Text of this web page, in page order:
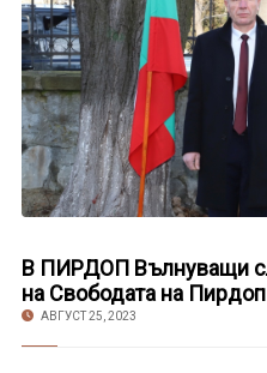
В ПИРДОП Вълнуващи
на Свободата на Пирдоп
АВГУСТ 25, 2023